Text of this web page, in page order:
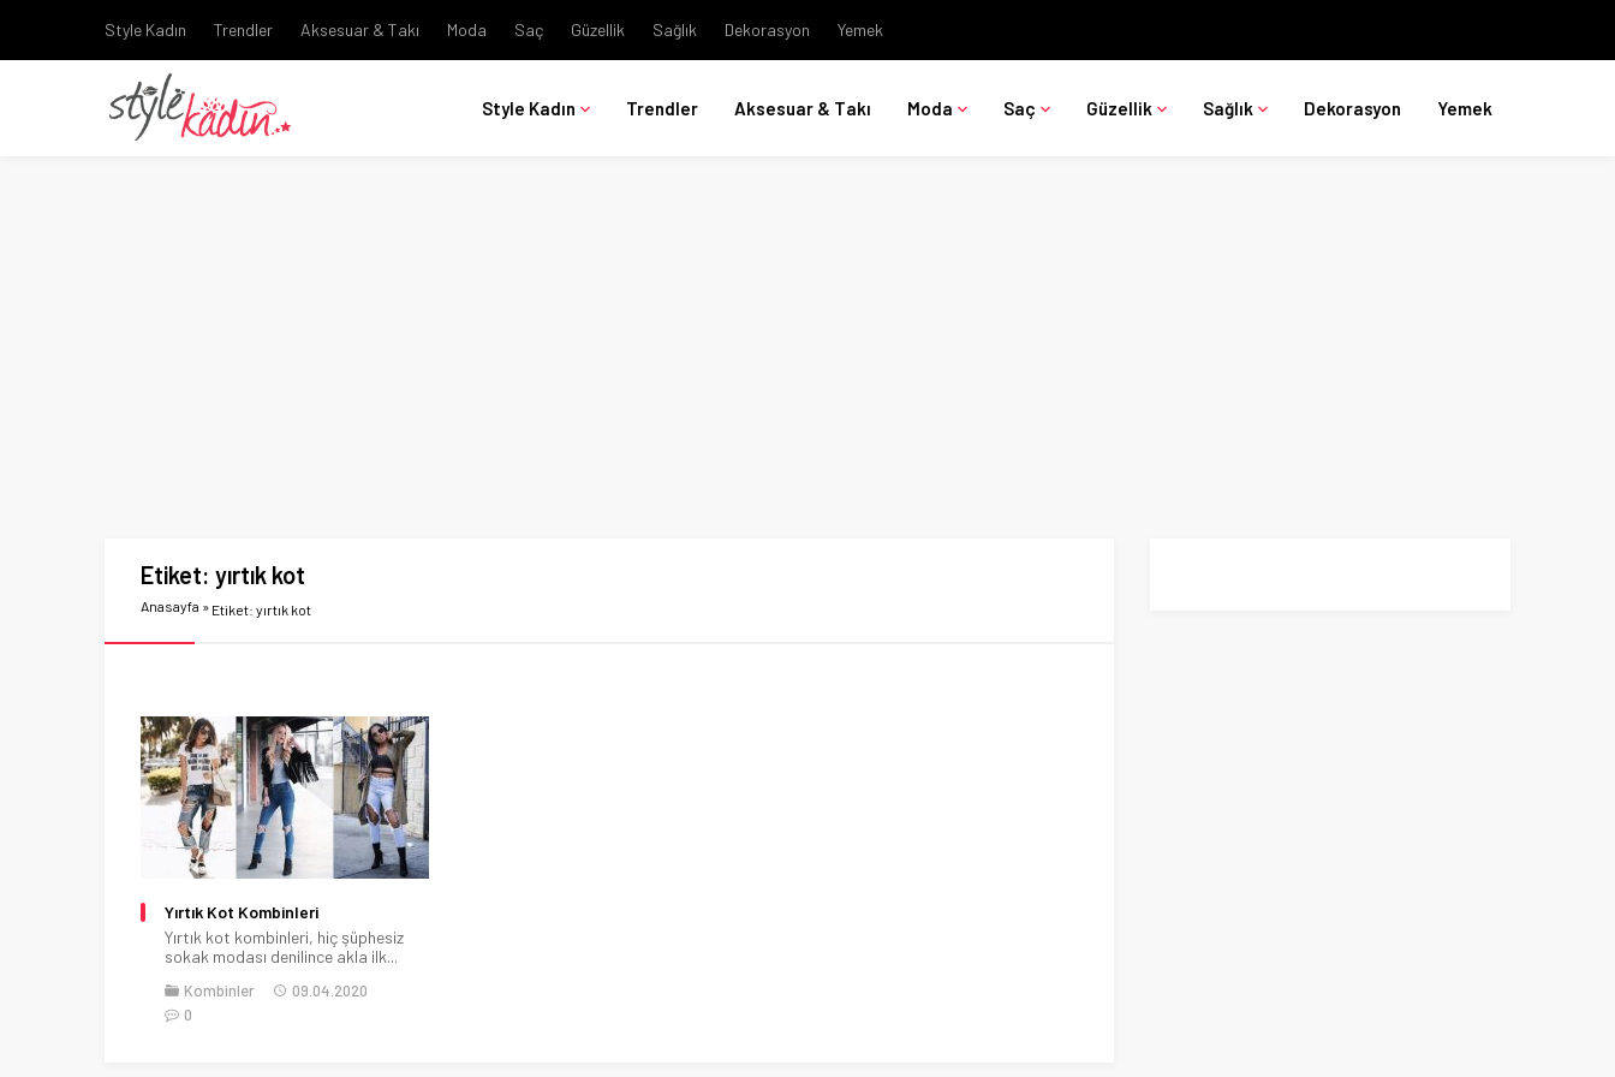
Style Kadın Trendler Aksesuar & Takı Moda Saç Güzellik Sağlık Dekorasyon Yemek
Style Kadın Trendler Aksesuar & Takı Moda Saç Güzellik Sağlık Dekorasyon Yemek
Etiket: yırtık kot
Anasayfa » Etiket: yırtık kot
Yırtık Kot Kombinleri
Yırtık kot kombinleri, hiç şüphesiz
sokak modası denilince akla ilk...
Kombinler
09.04.2020
0